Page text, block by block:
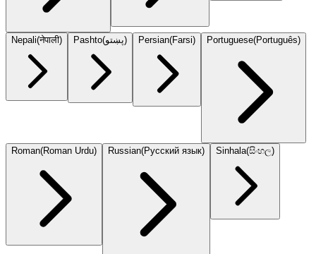
Nepali(नेपाली) Pashto(پښتو) Persian(Farsi) Portuguese(Português)
Roman(Roman Urdu) Russian(Русский язык) Sinhala(සිංහල)